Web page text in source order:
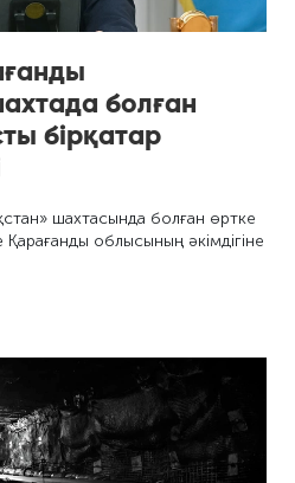
болған
бірқатар
шахтасында болған өртке
облысының әкімдігіне